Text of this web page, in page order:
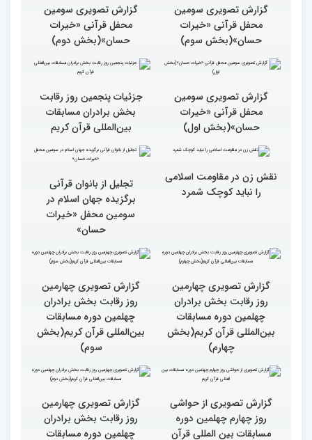
بین المللی قرآن کریم ایران است
گزارش تصویری سومین
محفل قرآنی «خیرات
حسان»(بخش سوم)
گزارش تصویری سومین
محفل قرآنی «خیرات
حسان»(بخش دوم)
گزارش تصویری سومین
جزئیات پنجمین روز رقابت
بخش برادران مسابقات
بین‌المللی قرآن کریم
نقش زن در مقاومت اسلامی
را نباید کوچک شمرد
تجلیل از بانوان قرآنی
برگزیده جهان اسلام در
سومین محفل «خیرات
حسان»
روز رقابت بخش برادران
چهلمین دوره مسابقات
بین‌المللی قرآن کریم(بخش
روز رقابت بخش برادران
چهلمین دوره مسابقات
بین‌المللی قرآن کریم(بخش